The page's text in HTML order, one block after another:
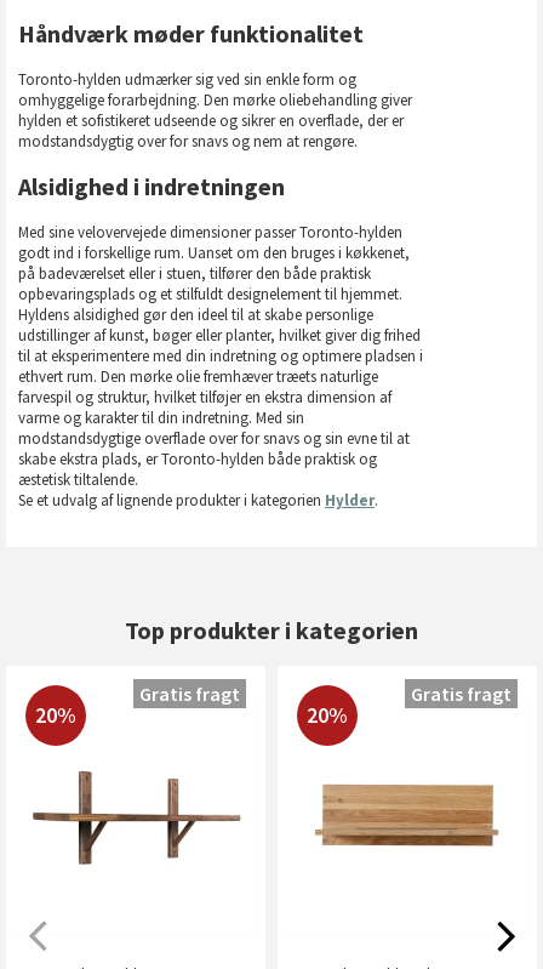
Håndværk møder funktionalitet
Toronto-hylden udmærker sig ved sin enkle form og
omhyggelige forarbejdning. Den mørke oliebehandling giver
hylden et sofistikeret udseende og sikrer en overflade, der er
modstandsdygtig over for snavs og nem at rengøre.
Alsidighed i indretningen
Med sine velovervejede dimensioner passer Toronto-hylden
godt ind i forskellige rum. Uanset om den bruges i køkkenet,
på badeværelset eller i stuen, tilfører den både praktisk
opbevaringsplads og et stilfuldt designelement til hjemmet.
Hyldens alsidighed gør den ideel til at skabe personlige
udstillinger af kunst, bøger eller planter, hvilket giver dig frihed
til at eksperimentere med din indretning og optimere pladsen i
ethvert rum. Den mørke olie fremhæver træets naturlige
farvespil og struktur, hvilket tilføjer en ekstra dimension af
varme og karakter til din indretning. Med sin
modstandsdygtige overflade over for snavs og sin evne til at
skabe ekstra plads, er Toronto-hylden både praktisk og
æstetisk tiltalende.
Se et udvalg af lignende produkter i kategorien Hylder.
Top produkter i kategorien
20%
Gratis fragt
20%
Gratis fragt